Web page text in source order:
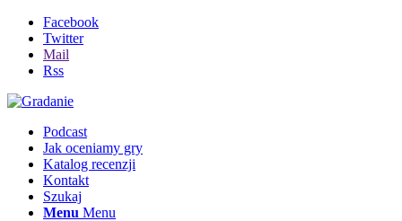
Facebook
Twitter
Mail
Rss
Podcast
Jak oceniamy gry
Katalog recenzji
Kontakt
Szukaj
Menu Menu